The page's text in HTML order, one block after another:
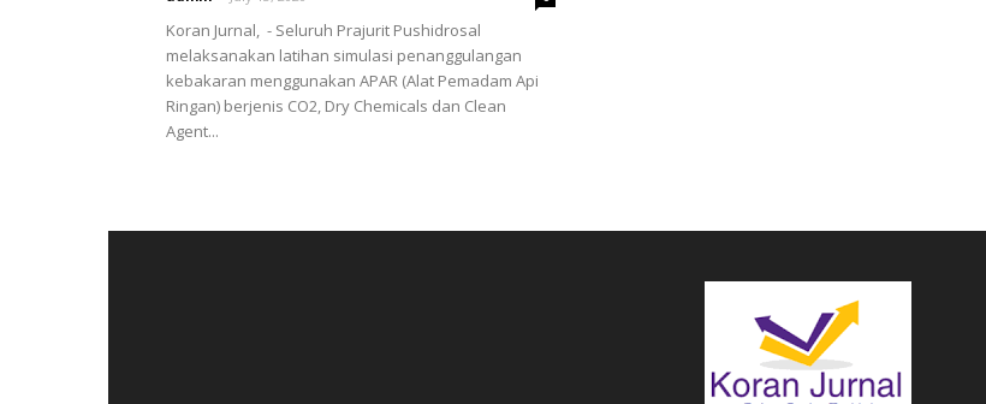
Koran Jurnal, - Seluruh Prajurit Pushidrosal
melaksanakan latihan simulasi penanggulangan
kebakaran menggunakan APAR (Alat Pemadam Api
Ringan) berjenis CO2, Dry Chemicals dan Clean
Agent...